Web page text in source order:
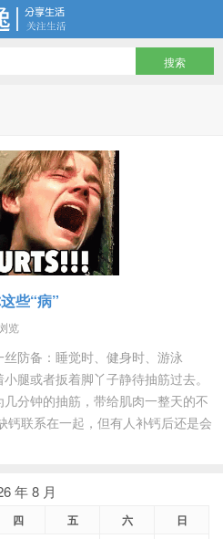
些“病”
览
防备：睡觉时、健身时、游泳
腿或者扳着脚丫子静待抽筋过去。
分钟的抽筋，带给肌肉一整天的不
钙联系在一起，但有人补钙后还是会
年 8 月
四 五 六 日